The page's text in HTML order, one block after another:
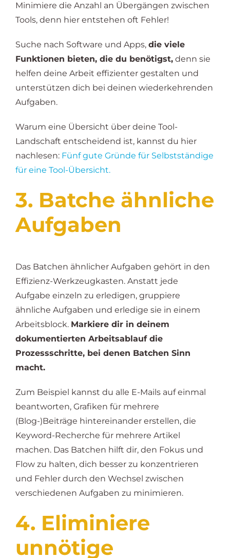
Minimiere die Anzahl an Übergängen zwischen
Tools, denn hier entstehen oft Fehler!
Suche nach Software und Apps, die viele
Funktionen bieten, die du benötigst,denn sie
helfen deine Arbeit effizienter gestalten und
unterstützen dich bei deinen wiederkehrenden
Aufgaben.
Warum eine Übersicht über deine Tool-
Landschaft entscheidend ist, kannst du hier
nachlesen: Fünf gute Gründe für Selbstständige
für eine Tool-Übersicht.
3. Batche ähnliche
Aufgaben
Das Batchen ähnlicher Aufgaben gehört in den
Effizienz-Werkzeugkasten. Anstatt jede
Aufgabe einzeln zu erledigen, gruppiere
ähnliche Aufgaben und erledige sie in einem
Arbeitsblock. Markiere dir in deinem
dokumentierten Arbeitsablauf die
Prozessschritte, bei denen Batchen Sinn
macht.
Zum Beispiel kannst du alle E-Mails auf einmal
beantworten, Grafiken für mehrere
(Blog-)Beiträge hintereinander erstellen, die
Keyword-Recherche für mehrere Artikel
machen. Das Batchen hilft dir, den Fokus und
Flow zu halten, dich besser zu konzentrieren
und Fehler durch den Wechsel zwischen
verschiedenen Aufgaben zu minimieren.
4. Eliminiere
unnötige